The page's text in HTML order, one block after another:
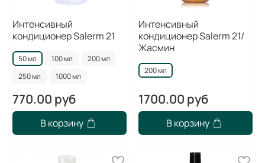
Интенсивный
кондиционер Salerm 21
50 мл 100 мл
200 мл
250 мл
1000 мл
770.00 руб
В корзину
Интенсивный
кондиционер Salerm 21/
Жасмин
200 мл
1700.00 руб
В корзину